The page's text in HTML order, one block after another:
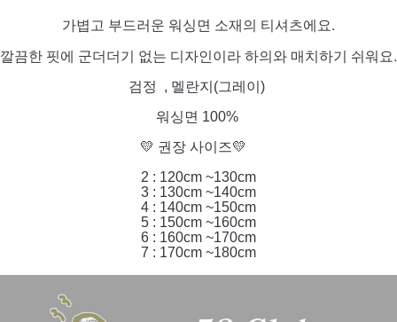
가볍고 부드러운 워싱면 소재의 티셔츠에요.
깔끔한 핏에 군더더기 없는 디자인이라 하의와 매치하기 쉬워요.
검정 , 멜란지(그레이)
워싱면 100%
💛 권장 사이즈💛
2 : 120cm ~130cm
3 : 130cm ~140cm
4 : 140cm ~150cm
5 : 150cm ~160cm
6 : 160cm ~170cm
7 : 170cm ~180cm